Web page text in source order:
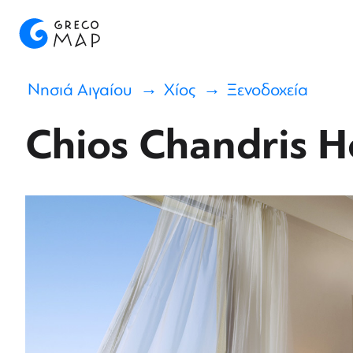
Νησιά Αιγαίου Χίος Ξενοδοχεία
Chios Chandris